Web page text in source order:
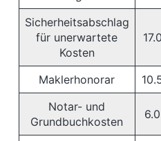
Sicherheitsabschlag
für unerwartete
Kosten
Maklerhonorar
Notar- und
Grundbuchkosten